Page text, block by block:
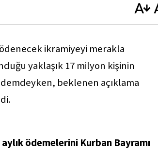
ikramiyeyi merakla
yaklaşık 17 milyon kişinin
beklenen açıklama
ödemelerini Kurban Bayramı